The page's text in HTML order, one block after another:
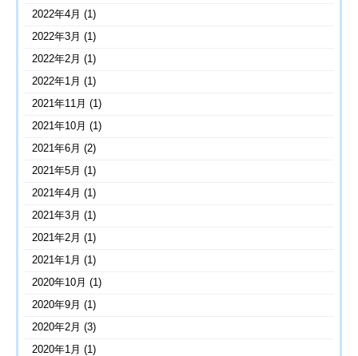
2022年4月 (1)
2022年3月 (1)
2022年2月 (1)
2022年1月 (1)
2021年11月 (1)
2021年10月 (1)
2021年6月 (2)
2021年5月 (1)
2021年4月 (1)
2021年3月 (1)
2021年2月 (1)
2021年1月 (1)
2020年10月 (1)
2020年9月 (1)
2020年2月 (3)
2020年1月 (1)